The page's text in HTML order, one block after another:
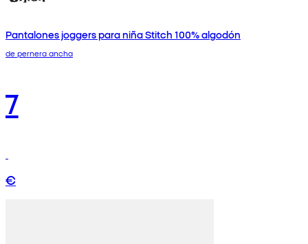
Pantalones joggers para niña Stitch 100% algodón
de pernera ancha
7
€